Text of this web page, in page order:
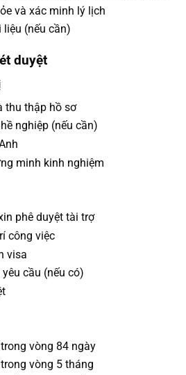
và xác minh lý lịch
(nếu cần)
duyệt
thu thập hồ sơ
nghiệp (nếu cần)
minh kinh nghiệm
phê duyệt tài trợ
công việc
visa
cầu (nếu có)
vòng 84 ngày
vòng 5 tháng